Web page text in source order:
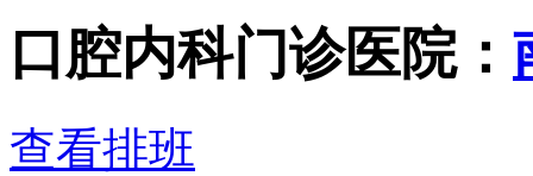
口腔内科门诊医院：
查看排班